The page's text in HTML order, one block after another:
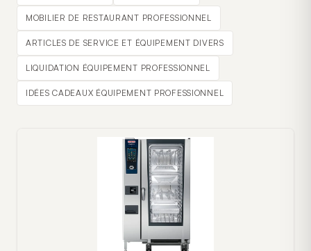
MOBILIER DE RESTAURANT PROFESSIONNEL
ARTICLES DE SERVICE ET ÉQUIPEMENT DIVERS
LIQUIDATION ÉQUIPEMENT PROFESSIONNEL
IDÉES CADEAUX ÉQUIPEMENT PROFESSIONNEL